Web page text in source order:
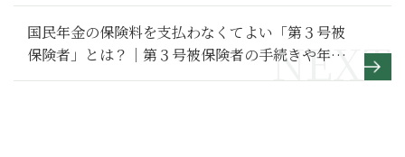
国民年金の保険料を支払わなくてよい「第３号被
保険者」とは？｜第３号被保険者の手続きや年金
額を解説【シン・会社のマナー】